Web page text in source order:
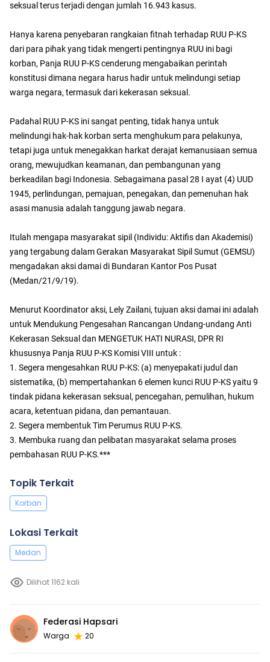
seksual terus terjadi dengan jumlah 16.943 kasus.
Hanya karena penyebaran rangkaian fitnah terhadap RUU P-KS
dari para pihak yang tidak mengerti pentingnya RUU ini bagi
korban, Panja RUU P-KS cenderung mengabaikan perintah
konstitusi dimana negara harus hadir untuk melindungi setiap
warga negara, termasuk dari kekerasan seksual.
Padahal RUU P-KS ini sangat penting, tidak hanya untuk
melindungi hak-hak korban serta menghukum para pelakunya,
tetapi juga untuk menegakkan harkat derajat kemanusiaan semua
orang, mewujudkan keamanan, dan pembangunan yang
berkeadilan bagi Indonesia. Sebagaimana pasal 28 I ayat (4) UUD
1945, perlindungan, pemajuan, penegakan, dan pemenuhan hak
asasi manusia adalah tanggung jawab negara.
Itulah mengapa masyarakat sipil (Individu: Aktifis dan Akademisi)
yang tergabung dalam Gerakan Masyarakat Sipil Sumut (GEMSU)
mengadakan aksi damai di Bundaran Kantor Pos Pusat
(Medan/21/9/19).
Menurut Koordinator aksi, Lely Zailani, tujuan aksi damai ini adalah
untuk Mendukung Pengesahan Rancangan Undang-undang Anti
Kekerasan Seksual dan MENGETUK HATI NURASI, DPR RI
khususnya Panja RUU P-KS Komisi VIII untuk :
1. Segera mengesahkan RUU P-KS: (a) menyepakati judul dan
sistematika, (b) mempertahankan 6 elemen kunci RUU P-KS yaitu 9
tindak pidana kekerasan seksual, pencegahan, pemulihan, hukum
acara, ketentuan pidana, dan pemantauan.
2. Segera membentuk Tim Perumus RUU P-KS.
3. Membuka ruang dan pelibatan masyarakat selama proses
pembahasan RUU P-KS.***
Topik Terkait
Korban
Lokasi Terkait
Medan
Dilihat 1162 kali
Federasi Hapsari
Warga 20